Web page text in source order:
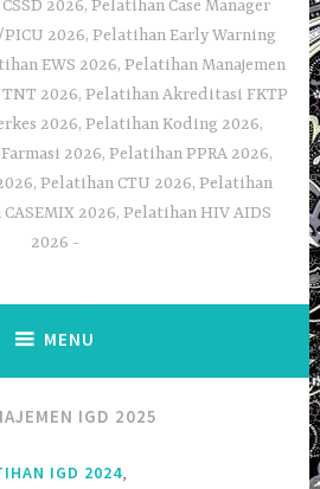
2026, Pelatihan Case Manager
2026, Pelatihan Early Warning
EWS 2026, Pelatihan Manajemen
2026, Pelatihan Akreditasi FKTP
2026, Pelatihan Koding 2026,
2026, Pelatihan PPRA 2026,
Pelatihan CTU 2026, Pelatihan
2026, Pelatihan HIV AIDS
2026
MENU
IGD 2025
IGD 2024